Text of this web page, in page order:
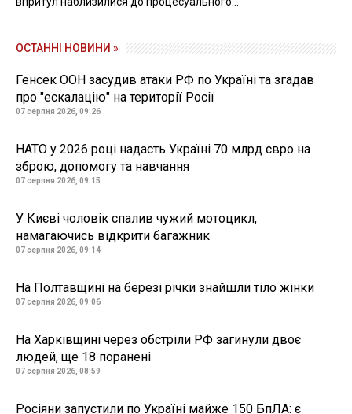
ОСТАННІ НОВИНИ »
Генсек ООН засудив атаки РФ по Україні та згадав
про "ескалацію" на території Росії
07 серпня 2026, 09:26
НАТО у 2026 році надасть Україні 70 млрд євро на
зброю, допомогу та навчання
07 серпня 2026, 09:15
У Києві чоловік спалив чужий мотоцикл,
намагаючись відкрити багажник
07 серпня 2026, 09:14
На Полтавщині на березі річки знайшли тіло жінки
07 серпня 2026, 09:06
На Харківщині через обстріли РФ загинули двоє
людей, ще 18 поранені
07 серпня 2026, 08:59
Росіяни запустили по Україні майже 150 БпЛА: є